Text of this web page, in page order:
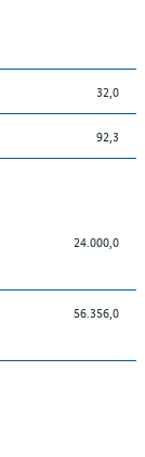
32,0
92,3
24.000,0
56.356,0